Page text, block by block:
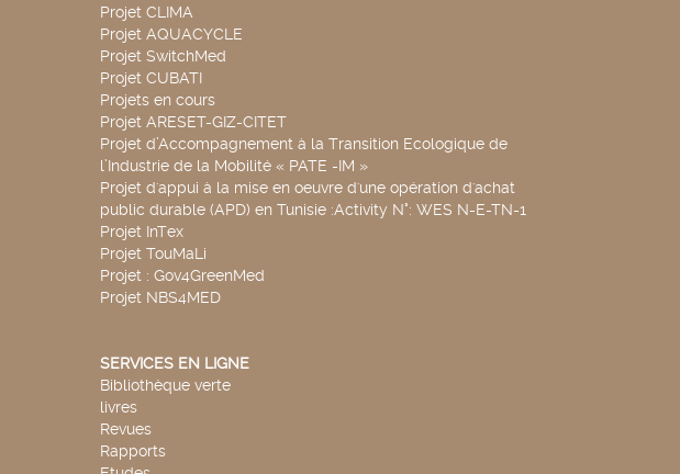
Projet CLIMA
Projet AQUACYCLE
Projet SwitchMed
Projet CUBATI
Projets en cours
Projet ARESET-GIZ-CITET
Projet d’Accompagnement à la Transition Ecologique de
l’Industrie de la Mobilité « PATE -IM »
Projet d'appui à la mise en oeuvre d'une opération d'achat
public durable (APD) en Tunisie :Activity N°: WES N-E-TN-1
Projet InTex
Projet TouMaLi
Projet : Gov4GreenMed
Projet NBS4MED
SERVICES EN LIGNE
Bibliothèque verte
livres
Revues
Rapports